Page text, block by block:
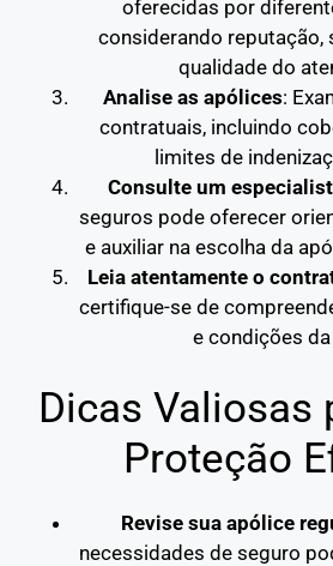
oferecidas por
considerando reputação,
qualidade do
Analise as apólices:
contratuais, incluindo
limites de
Consulte um
seguros pode oferecer
e auxiliar na escolha da
Leia atentamente o
certifique-se de
e condições
Dicas Valiosas
Proteção
Revise sua apólice
necessidades de seguro